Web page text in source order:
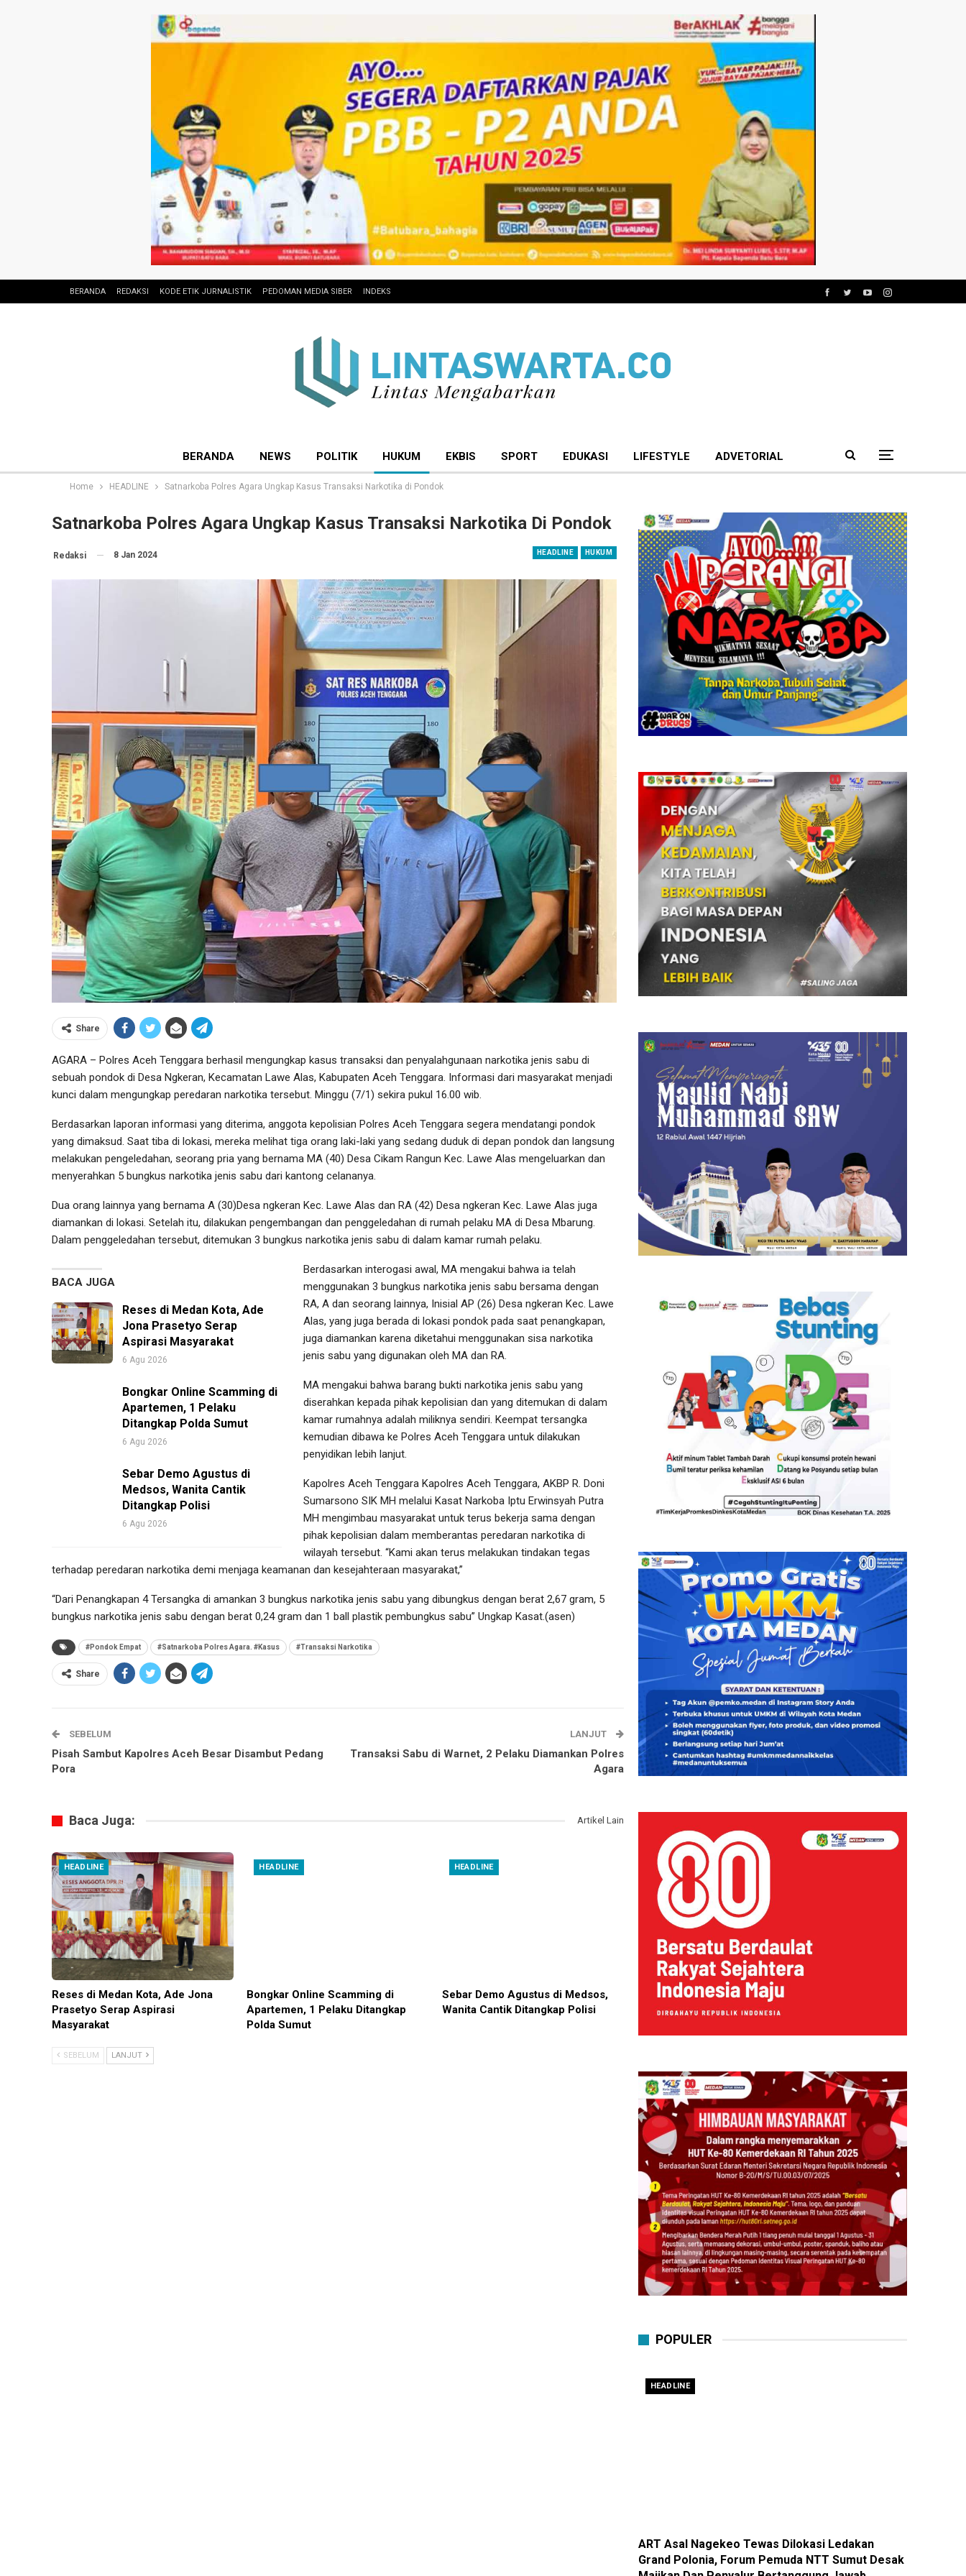
BERANDA REDAKSI KODE ETIK JURNALISTIK PEDOMAN MEDIA SIBER INDEKS
BERANDA NEWS POLITIK HUKUM EKBIS SPORT EDUKASI LIFESTYLE ADVETORIAL
Home HEADLINE Satnarkoba Polres Agara Ungkap Kasus Transaksi Narkotika di Pondok
Satnarkoba Polres Agara Ungkap Kasus Transaksi Narkotika Di Pondok
HEADLINE HUKUM
Redaksi 8 Jan 2024
Share
AGARA – Polres Aceh Tenggara berhasil mengungkap kasus transaksi dan penyalahgunaan narkotika jenis sabu di
sebuah pondok di Desa Ngkeran, Kecamatan Lawe Alas, Kabupaten Aceh Tenggara. Informasi dari masyarakat menjadi
kunci dalam mengungkap peredaran narkotika tersebut. Minggu (7/1) sekira pukul 16.00 wib.
Berdasarkan laporan informasi yang diterima, anggota kepolisian Polres Aceh Tenggara segera mendatangi pondok
yang dimaksud. Saat tiba di lokasi, mereka melihat tiga orang laki-laki yang sedang duduk di depan pondok dan langsung
melakukan pengeledahan, seorang pria yang bernama MA (40) Desa Cikam Rangun Kec. Lawe Alas mengeluarkan dan
menyerahkan 5 bungkus narkotika jenis sabu dari kantong celananya.
Dua orang lainnya yang bernama A (30)Desa ngkeran Kec. Lawe Alas dan RA (42) Desa ngkeran Kec. Lawe Alas juga
diamankan di lokasi. Setelah itu, dilakukan pengembangan dan penggeledahan di rumah pelaku MA di Desa Mbarung.
Dalam penggeledahan tersebut, ditemukan 3 bungkus narkotika jenis sabu di dalam kamar rumah pelaku.
BACA JUGA
Reses di Medan Kota, Ade
Jona Prasetyo Serap
Aspirasi Masyarakat
6 Agu 2026
Bongkar Online Scamming di
Apartemen, 1 Pelaku
Ditangkap Polda Sumut
6 Agu 2026
Sebar Demo Agustus di
Medsos, Wanita Cantik
Ditangkap Polisi
6 Agu 2026
Berdasarkan interogasi awal, MA mengakui bahwa ia telah
menggunakan 3 bungkus narkotika jenis sabu bersama dengan
RA, A dan seorang lainnya, Inisial AP (26) Desa ngkeran Kec. Lawe
Alas, yang juga berada di lokasi pondok pada saat penangkapan,
juga diamankan karena diketahui menggunakan sisa narkotika
jenis sabu yang digunakan oleh MA dan RA.
MA mengakui bahwa barang bukti narkotika jenis sabu yang
diserahkan kepada pihak kepolisian dan yang ditemukan di dalam
kamar rumahnya adalah miliknya sendiri. Keempat tersangka
kemudian dibawa ke Polres Aceh Tenggara untuk dilakukan
penyidikan lebih lanjut.
Kapolres Aceh Tenggara Kapolres Aceh Tenggara, AKBP R. Doni
Sumarsono SIK MH melalui Kasat Narkoba Iptu Erwinsyah Putra
MH mengimbau masyarakat untuk terus bekerja sama dengan
pihak kepolisian dalam memberantas peredaran narkotika di
wilayah tersebut. “Kami akan terus melakukan tindakan tegas
terhadap peredaran narkotika demi menjaga keamanan dan kesejahteraan masyarakat,”
“Dari Penangkapan 4 Tersangka di amankan 3 bungkus narkotika jenis sabu yang dibungkus dengan berat 2,67 gram, 5
bungkus narkotika jenis sabu dengan berat 0,24 gram dan 1 ball plastik pembungkus sabu” Ungkap Kasat.(asen)
#Pondok Empat #Satnarkoba Polres Agara. #Kasus #Transaksi Narkotika
Share
SEBELUM
Pisah Sambut Kapolres Aceh Besar Disambut Pedang
Pora
LANJUT
Transaksi Sabu di Warnet, 2 Pelaku Diamankan Polres
Agara
Baca Juga: Artikel Lain
HEADLINE
Reses di Medan Kota, Ade Jona
Prasetyo Serap Aspirasi
Masyarakat
HEADLINE
Bongkar Online Scamming di
Apartemen, 1 Pelaku Ditangkap
Polda Sumut
HEADLINE
Sebar Demo Agustus di Medsos,
Wanita Cantik Ditangkap Polisi
SEBELUM LANJUT
POPULER
HEADLINE
ART Asal Nagekeo Tewas Dilokasi Ledakan
Grand Polonia, Forum Pemuda NTT Sumut Desak